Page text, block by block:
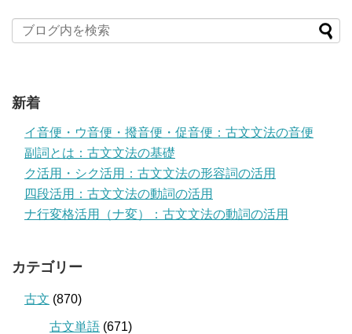
新着
イ音便・ウ音便・撥音便・促音便：古文文法の音便
副詞とは：古文文法の基礎
ク活用・シク活用：古文文法の形容詞の活用
四段活用：古文文法の動詞の活用
ナ行変格活用（ナ変）：古文文法の動詞の活用
カテゴリー
古文 (870)
古文単語 (671)